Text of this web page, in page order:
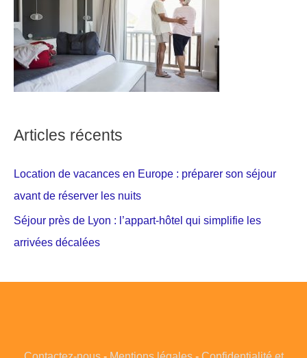
Articles récents
Location de vacances en Europe : préparer son séjour
avant de réserver les nuits
Séjour près de Lyon : l’appart-hôtel qui simplifie les
arrivées décalées